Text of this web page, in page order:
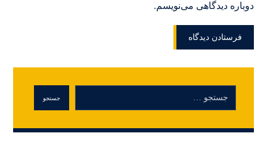
دوباره دیدگاهی می‌نویسم.